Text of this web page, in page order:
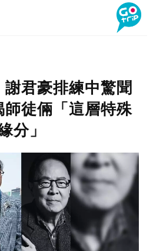
君豪排練中驚聞
徒倆「這層特殊
分」